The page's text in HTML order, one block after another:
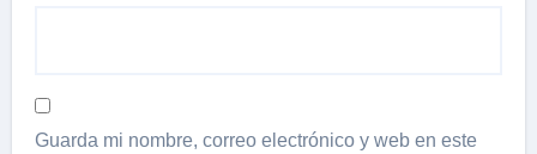
Guarda mi nombre, correo electrónico y web en este